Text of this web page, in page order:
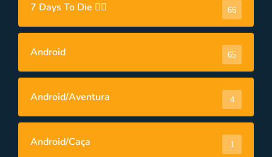
7 Days To Die 🧟‍♂️ 66
Android 65
Android/Aventura 4
Android/Caça 1